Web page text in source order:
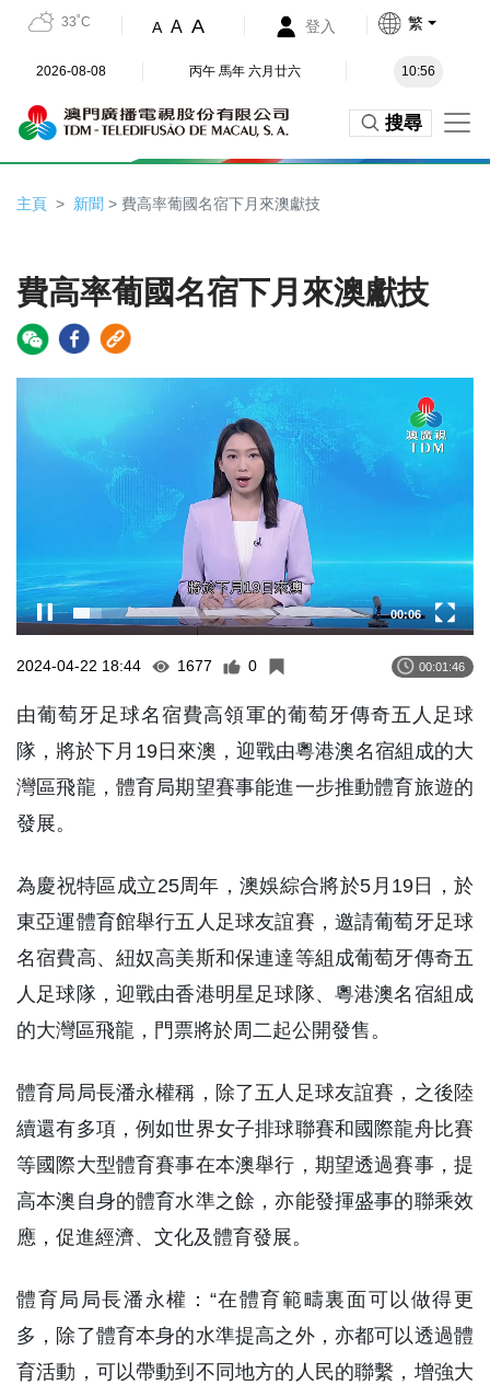
33˚C A A A 登入 繁
2026-08-08 丙午 馬年 六月廿六 10:56
搜尋
主頁 新聞 > 費高率葡國名宿下月來澳獻技
費高率葡國名宿下月來澳獻技
00:06
2024-04-22 18:44 1677 0 00:01:46
由葡萄牙足球名宿費高領軍的葡萄牙傳奇五人足球
隊，將於下月19日來澳，迎戰由粵港澳名宿組成的大
灣區飛龍，體育局期望賽事能進一步推動體育旅遊的
發展。
為慶祝特區成立25周年，澳娛綜合將於5月19日，於
東亞運體育館舉行五人足球友誼賽，邀請葡萄牙足球
名宿費高、紐奴高美斯和保連達等組成葡萄牙傳奇五
人足球隊，迎戰由香港明星足球隊、粵港澳名宿組成
的大灣區飛龍，門票將於周二起公開發售。
體育局局長潘永權稱，除了五人足球友誼賽，之後陸
續還有多項，例如世界女子排球聯賽和國際龍舟比賽
等國際大型體育賽事在本澳舉行，期望透過賽事，提
高本澳自身的體育水準之餘，亦能發揮盛事的聯乘效
應，促進經濟、文化及體育發展。
體育局局長潘永權：“在體育範疇裏面可以做得更
多，除了體育本身的水準提高之外，亦都可以透過體
育活動，可以帶動到不同地方的人民的聯繫，增強大